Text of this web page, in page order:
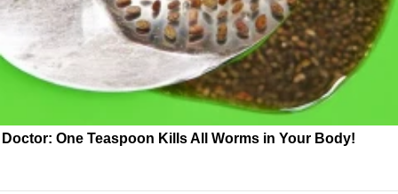
Doctor: One Teaspoon Kills All Worms in Your Body!